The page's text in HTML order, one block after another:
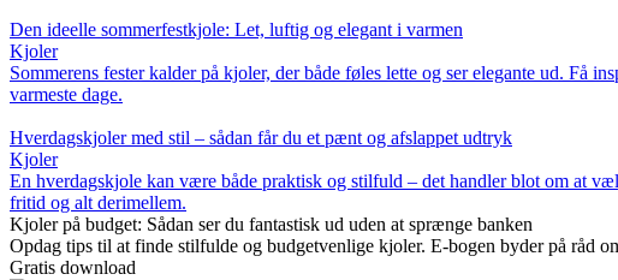
Den ideelle sommerfestkjole: Let, luftig og elegant i varmen
Kjoler
Sommerens fester kalder på kjoler, der både føles lette og ser elegante ud. Få
varmeste dage.
Hverdagskjoler med stil – sådan får du et pænt og afslappet udtryk
Kjoler
En hverdagskjole kan være både praktisk og stilfuld – det handler blot om at
fritid og alt derimellem.
Kjoler på budget: Sådan ser du fantastisk ud uden at sprænge banken
Opdag tips til at finde stilfulde og budgetvenlige kjoler. E-bogen byder på råd
Gratis download